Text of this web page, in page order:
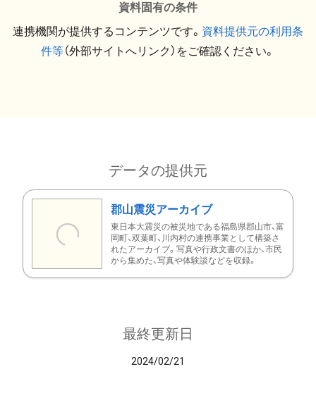
資料固有の条件
連携機関が提供するコンテンツです。 資料提供元の利用条
件等（外部サイトへリンク）をご確認ください。
データの提供元
郡山震災アーカイブ
東日本大震災の被災地である福島県郡山市、富
岡町、双葉町、川内村の連携事業として構築さ
れたアーカイブ。写真や行政文書のほか、市民
から集めた、写真や体験談などを収録。
最終更新日
2024/02/21